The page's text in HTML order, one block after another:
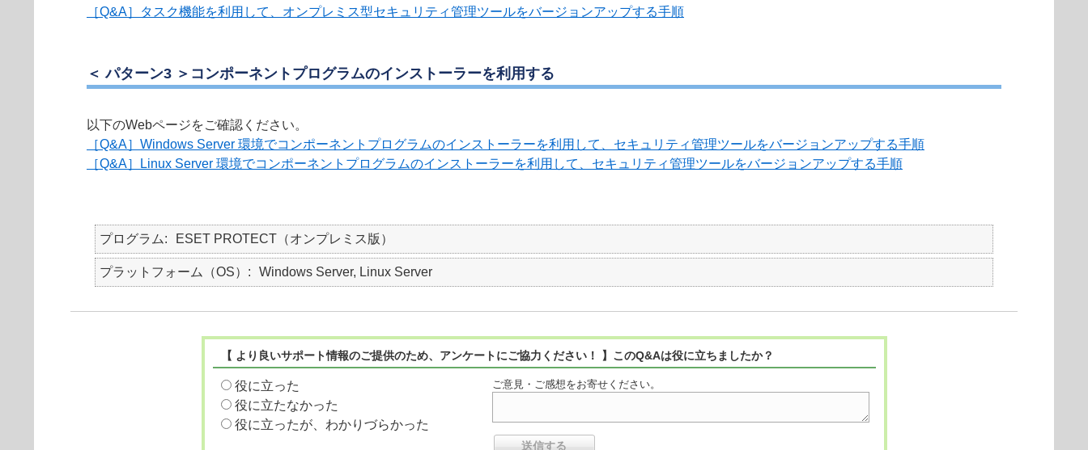
［Q&A］タスク機能を利用して、オンプレミス型セキュリティ管理ツールをバージョンアップする手順
＜ パターン3 ＞コンポーネントプログラムのインストーラーを利用する
以下のWebページをご確認ください。
［Q&A］Windows Server 環境でコンポーネントプログラムのインストーラーを利用して、セキュリティ管理ツールをバージョンアップする手順
［Q&A］Linux Server 環境でコンポーネントプログラムのインストーラーを利用して、セキュリティ管理ツールをバージョンアップする手順
プログラム ESET PROTECT（オンプレミス版）
プラットフォーム（OS） Windows Server, Linux Server
【 より良いサポート情報のご提供のため、アンケートにご協力ください！ 】このQ&Aは役に立ちましたか？
役に立った
役に立たなかった
役に立ったが、わかりづらかった
ご意見・ご感想をお寄せください。